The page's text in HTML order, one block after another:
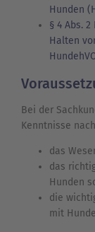
Hunden
§ 4 Abs.
Halten
Bei der
Kenntnisse
das
das
Hunden
die
mit